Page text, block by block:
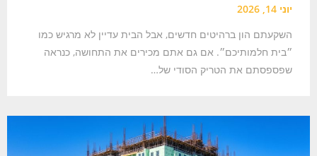
יוני 14, 2026
השקעתם הון ברהיטים חדשים, אבל הבית עדיין לא מרגיש כמו
״בית חלמותיכם״. אם גם אתם מכירים את התחושה, כנראה
שפספסתם את הטריק הסודי של…